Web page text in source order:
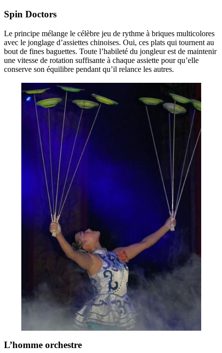
Spin Doctors
Le principe mélange le célèbre jeu de rythme à briques multicolores
avec le jonglage d’assiettes chinoises. Oui, ces plats qui tournent au
bout de fines baguettes. Toute l’habileté du jongleur est de maintenir
une vitesse de rotation suffisante à chaque assiette pour qu’elle
conserve son équilibre pendant qu’il relance les autres.
L’homme orchestre